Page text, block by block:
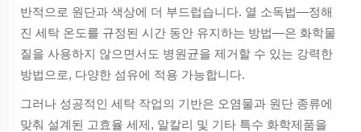
반적으로 원단과 색상에 더 부드럽습니다. 열 소독법—정해
진 세탁 온도를 규정된 시간 동안 유지하는 방법—은 화학물
질을 사용하지 않으면서도 병원균을 제거할 수 있는 강력한
방법으로, 다양한 섬유에 적용 가능합니다.
그러나 성공적인 세탁 작업의 기반은 오염물과 원단 종류에
맞춰 설계된 고효율 세제, 알칼리 및 기타 특수 화학제품을